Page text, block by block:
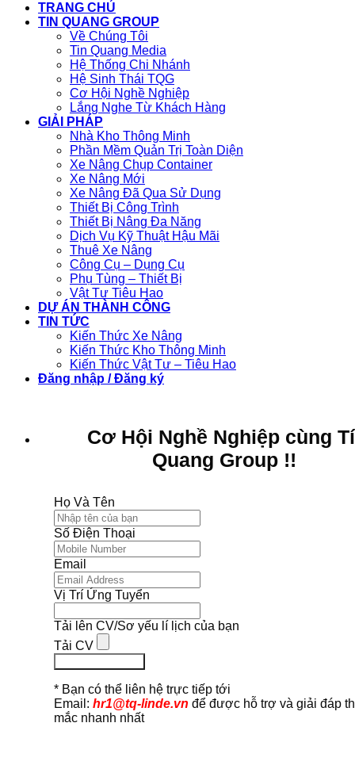
TRANG CHỦ
TIN QUANG GROUP
Về Chúng Tôi
Tin Quang Media
Hệ Thống Chi Nhánh
Hệ Sinh Thái TQG
Cơ Hội Nghề Nghiệp
Lắng Nghe Từ Khách Hàng
GIẢI PHÁP
Nhà Kho Thông Minh
Phần Mềm Quản Trị Toàn Diện
Xe Nâng Chụp Container
Xe Nâng Mới
Xe Nâng Đã Qua Sử Dụng
Thiết Bị Công Trình
Thiết Bị Nâng Đa Năng
Dịch Vụ Kỹ Thuật Hậu Mãi
Thuê Xe Nâng
Công Cụ – Dụng Cụ
Phụ Tùng – Thiết Bị
Vật Tư Tiêu Hao
DỰ ÁN THÀNH CÔNG
TIN TỨC
Kiến Thức Xe Nâng
Kiến Thức Kho Thông Minh
Kiến Thức Vật Tư – Tiêu Hao
Đăng nhập / Đăng ký
Cơ Hội Nghề Nghiệp cùng
Quang Group !!
Họ Và Tên
Số Điện Thoại
Email
Vị Trí Ứng Tuyển
Tải lên CV/Sơ yếu lí lịch của bạn
Tải CV
* Bạn có thể liên hệ trực tiếp tới
Email: hr1@tq-linde.vn để được hỗ trợ và giải đáp
mắc nhanh nhất